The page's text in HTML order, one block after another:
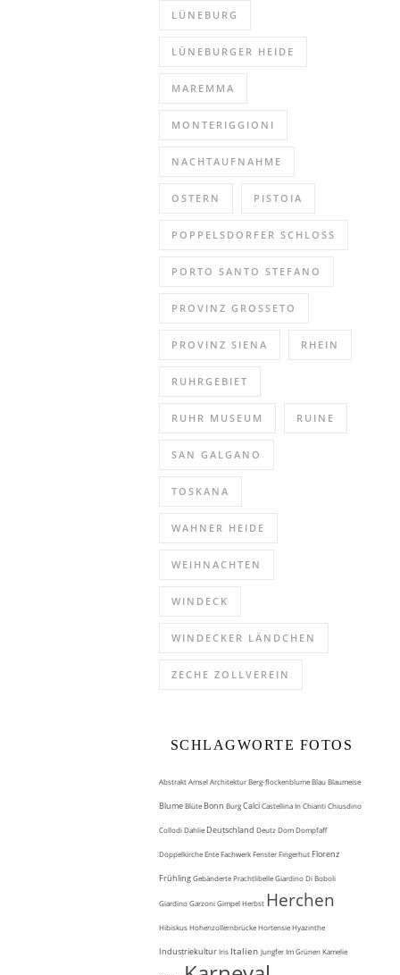
LÜNEBURG
LÜNEBURGER HEIDE
MAREMMA
MONTERIGGIONI
NACHTAUFNAHME
OSTERN PISTOIA
POPPELSDORFER SCHLOSS
PORTO SANTO STEFANO
PROVINZ GROSSETO
PROVINZ SIENA RHEIN
RUHRGEBIET
RUHR MUSEUM RUINE
SAN GALGANO
TOSKANA
WAHNER HEIDE
WEIHNACHTEN
WINDECK
WINDECKER LÄNDCHEN
ZECHE ZOLLVEREIN
SCHLAGWORTE FOTOS
AbstraktAmselArchitekturBerg-flockenblumeBlauBlaumeise
BlumeBlüte Bonn BurgCalciCastellina In ChiantiChiusdino
CollodiDahlie Deutschland DeutzDomDompfaff
DoppelkircheEnteFachwerkFensterFingerhut Florenz
FrühlingGebänderte PrachtlibelleGiardino Di Boboli
Giardino GarzoniGimpelHerbst Herchen
HibiskusHohenzollernbrückeHortensieHyazinthe
IndustriekulturIris Italien Jungfer Im GrünenKamelie